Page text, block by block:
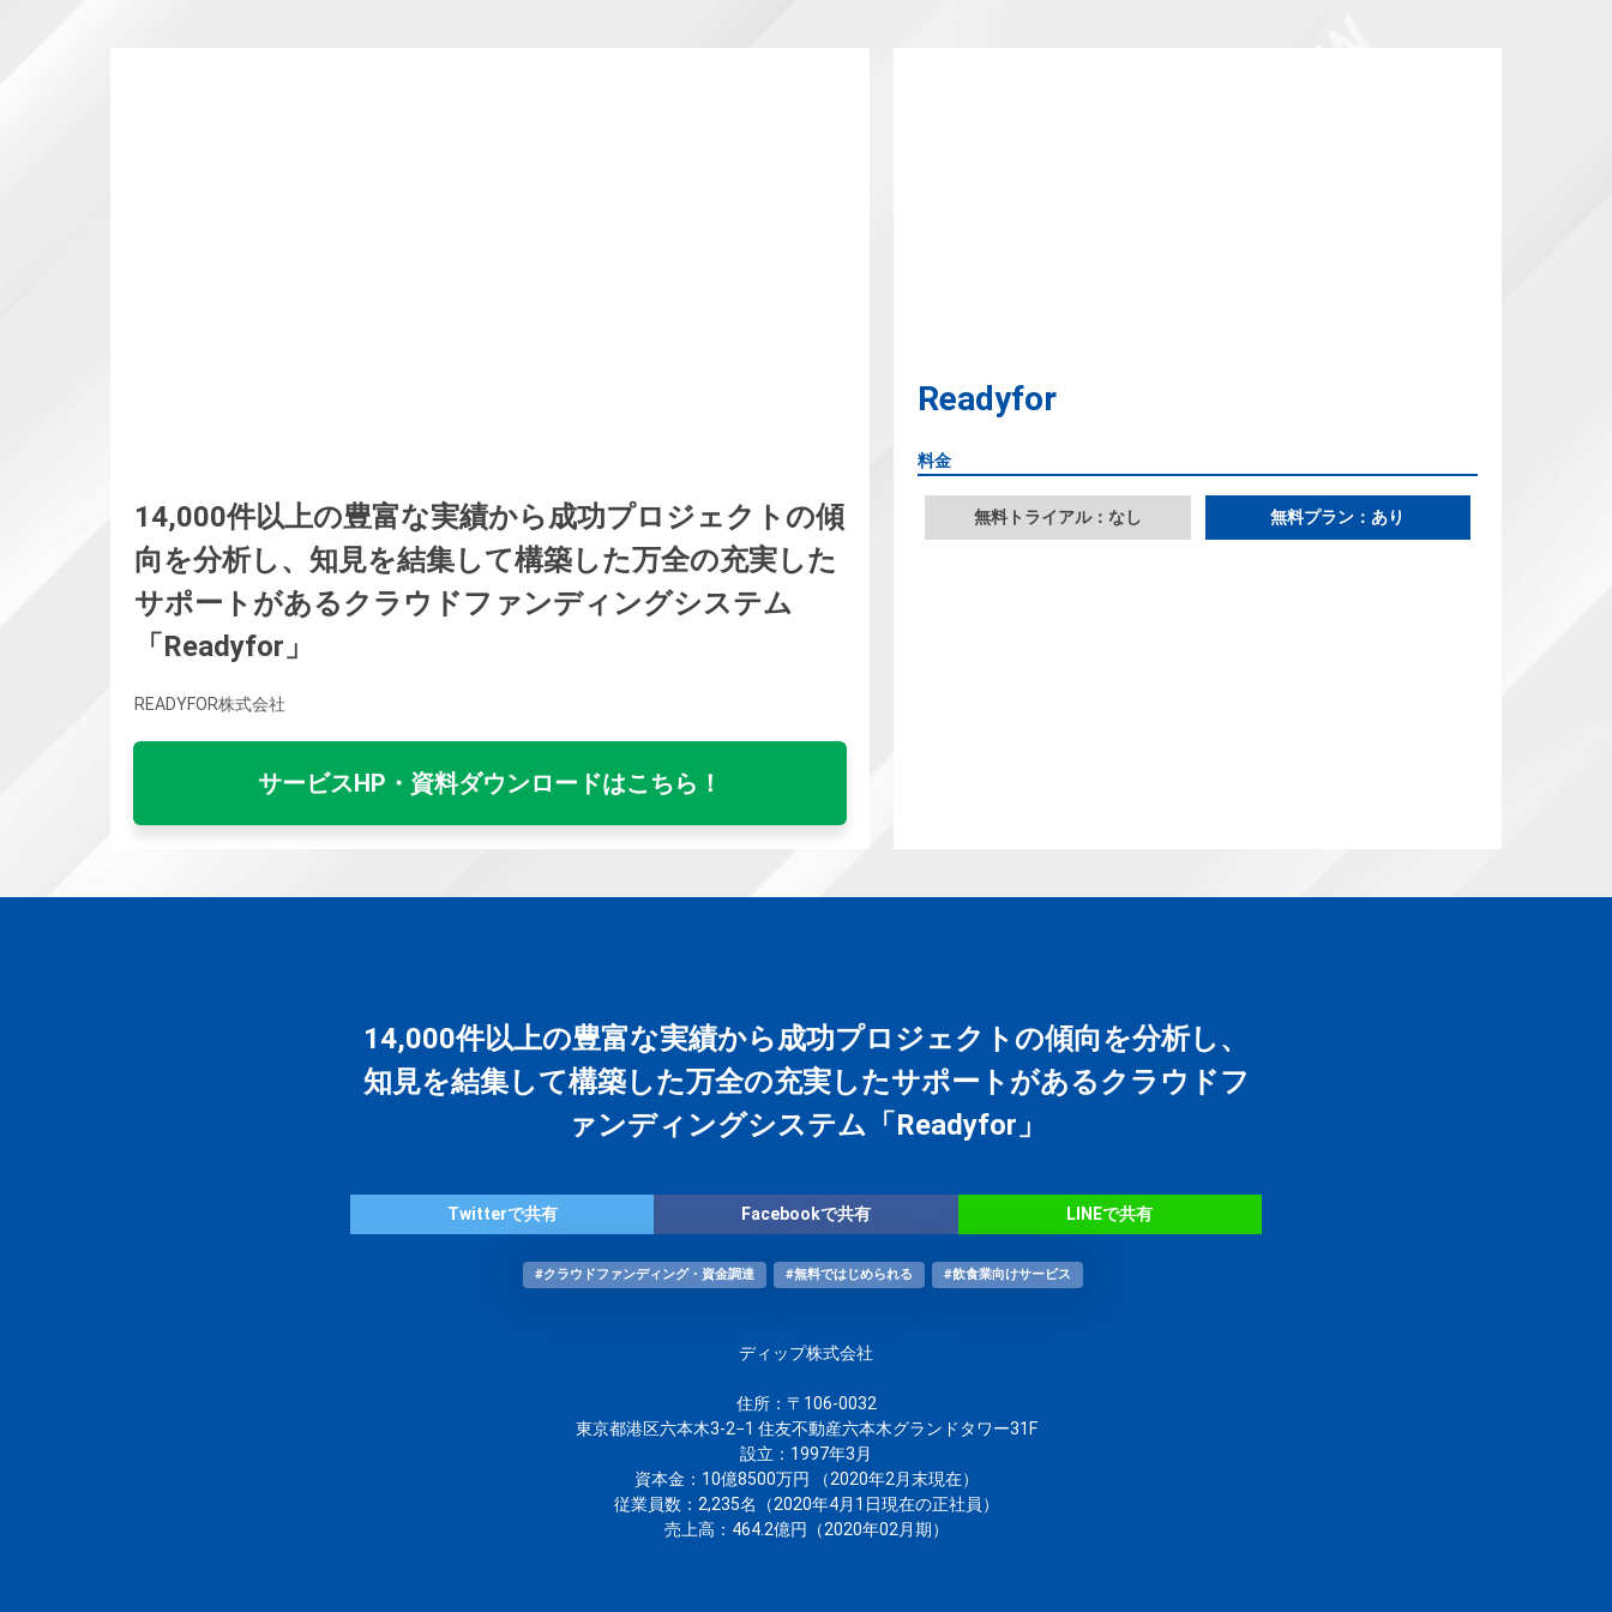
14,000件以上の豊富な実績から成功プロジェクトの傾
向を分析し、知見を結集して構築した万全の充実した
サポートがあるクラウドファンディングシステム
「Readyfor」
READYFOR株式会社
サービスHP・資料ダウンロードはこちら！
Readyfor
料金
無料トライアル：なし 無料プラン：あり
14,000件以上の豊富な実績から成功プロジェクトの傾向を分析し、
知見を結集して構築した万全の充実したサポートがあるクラウドフ
ァンディングシステム「Readyfor」
Twitterで共有 Facebookで共有 LINEで共有
#クラウドファンディング・資金調達 #無料ではじめられる #飲食業向けサービス
ディップ株式会社
住所：〒106-0032
東京都港区六本木3-2−1 住友不動産六本木グランドタワー31F
設立：1997年3月
資本金：10億8500万円 （2020年2月末現在）
従業員数：2,235名（2020年4月1日現在の正社員）
売上高：464.2億円（2020年02月期）